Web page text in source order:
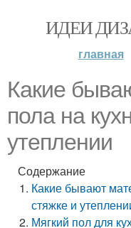
ИДЕИ
главная
Какие
пола на
утеплении
Содержание
Какие бывают
стяжке и
Мягкий пол для